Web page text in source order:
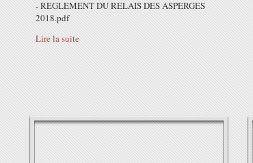
- REGLEMENT DU RELAIS DES ASPERGES
2018.pdf
Lire la suite